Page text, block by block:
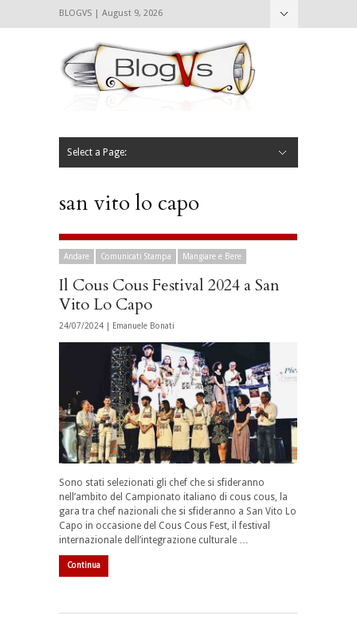
BLOGVS | August 9, 2026
Select a Page:
san vito lo capo
Andare Comunicati Stampa Mangiare e Bere
Il Cous Cous Festival 2024 a San
Vito Lo Capo
24/07/2024 | Emanuele Bonati
Sono stati selezionati gli chef che si sfideranno
nell’ambito del Campionato italiano di cous cous, la
gara tra chef nazionali che si sfideranno a San Vito Lo
Capo in occasione del Cous Cous Fest, il festival
internazionale dell’integrazione culturale …
Continua